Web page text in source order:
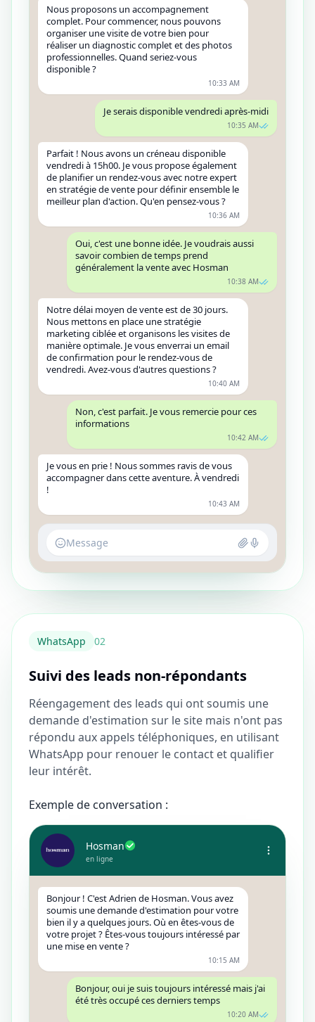
Nous proposons un accompagnement
complet. Pour commencer, nous pouvons
organiser une visite de votre bien pour
réaliser un diagnostic complet et des photos
professionnelles. Quand seriez-vous
disponible ?
10:33 AM
Je serais disponible vendredi après-midi
10:35 AM
Parfait ! Nous avons un créneau disponible
vendredi à 15h00. Je vous propose également
de planifier un rendez-vous avec notre expert
en stratégie de vente pour définir ensemble le
meilleur plan d'action. Qu'en pensez-vous ?
10:36 AM
Oui, c'est une bonne idée. Je voudrais aussi
savoir combien de temps prend
généralement la vente avec Hosman
10:38 AM
Notre délai moyen de vente est de 30 jours.
Nous mettons en place une stratégie
marketing ciblée et organisons les visites de
manière optimale. Je vous enverrai un email
de confirmation pour le rendez-vous de
vendredi. Avez-vous d'autres questions ?
10:40 AM
Non, c'est parfait. Je vous remercie pour ces
informations
10:42 AM
Je vous en prie ! Nous sommes ravis de vous
accompagner dans cette aventure. À vendredi
!
10:43 AM
Message
WhatsApp 02
Suivi des leads non-répondants
Réengagement des leads qui ont soumis une
demande d'estimation sur le site mais n'ont pas
répondu aux appels téléphoniques, en utilisant
WhatsApp pour renouer le contact et qualifier
leur intérêt.
Exemple de conversation :
Hosman
en ligne
Bonjour ! C'est Adrien de Hosman. Vous avez
soumis une demande d'estimation pour votre
bien il y a quelques jours. Où en êtes-vous de
votre projet ? Êtes-vous toujours intéressé par
une mise en vente ?
10:15 AM
Bonjour, oui je suis toujours intéressé mais j'ai
été très occupé ces derniers temps
10:20 AM